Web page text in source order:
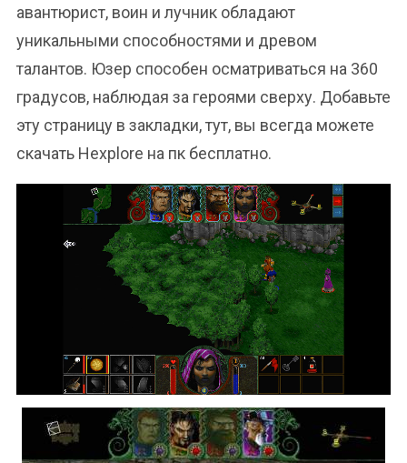
авантюрист, воин и лучник обладают
уникальными способностями и древом
талантов. Юзер способен осматриваться на 360
градусов, наблюдая за героями сверху. Добавьте
эту страницу в закладки, тут, вы всегда можете
скачать Hexplore на пк бесплатно.